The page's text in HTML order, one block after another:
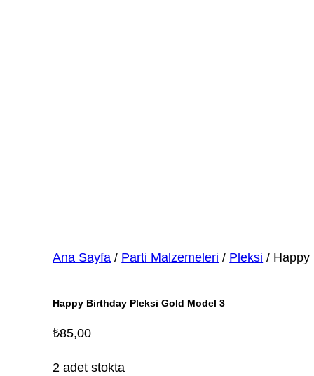
Ana Sayfa / Parti Malzemeleri / Pleksi / Happy
Happy Birthday Pleksi Gold Model 3
₺85,00
2 adet stokta